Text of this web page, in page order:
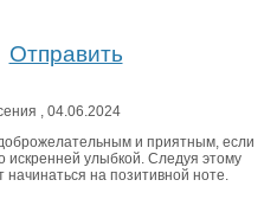
Отправить
, 04.06.2024
и приятным, если
искренней улыбкой. Следуя этому
на позитивной ноте.